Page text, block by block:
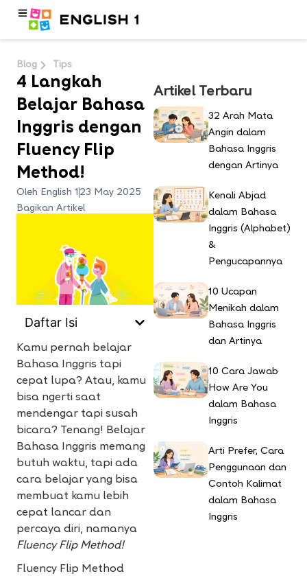
Blog Tips
4 Langkah
Belajar Bahasa
Inggris dengan
Fluency Flip
Method!
Oleh English 1 23 May 2025
Bagikan Artikel
Daftar Isi
Kamu pernah belajar
Bahasa Inggris tapi
cepat lupa? Atau, kamu
bisa ngerti saat
mendengar tapi susah
bicara? Tenang! Belajar
Bahasa Inggris memang
butuh waktu, tapi ada
cara belajar yang bisa
membuat kamu lebih
cepat lancar dan
percaya diri, namanya
Fluency Flip Method!
Fluency Flip Method
Artikel Terbaru
32 Arah Mata
Angin dalam
Bahasa Inggris
dengan Artinya
Kenali Abjad
dalam Bahasa
Inggris (Alphabet)
&
Pengucapannya
10 Ucapan
Menikah dalam
Bahasa Inggris
dan Artinya
10 Cara Jawab
How Are You
dalam Bahasa
Inggris
Arti Prefer, Cara
Penggunaan dan
Contoh Kalimat
dalam Bahasa
Inggris